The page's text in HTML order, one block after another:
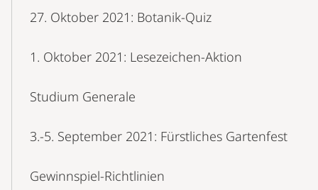
27. Oktober 2021: Botanik-Quiz
1. Oktober 2021: Lesezeichen-Aktion
Studium Generale
3.-5. September 2021: Fürstliches Gartenfest
Gewinnspiel-Richtlinien